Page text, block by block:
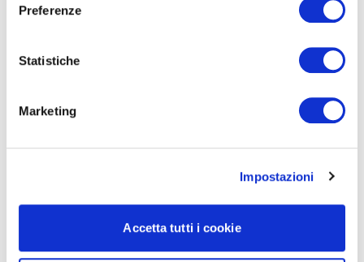
Preferenze
Statistiche
Marketing
Impostazioni
Accetta tutti i cookie